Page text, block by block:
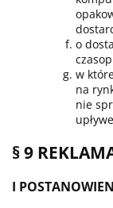
o
w
na
nie
§ 9
I